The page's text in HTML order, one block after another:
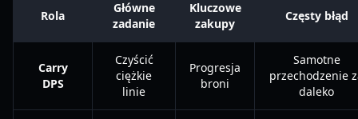
Rola
Główne
zadanie
Kluczowe
zakupy
Częsty błąd
Carry
DPS
Czyścić
ciężkie
linie
Progresja
broni
Samotne
przechodzenie
daleko